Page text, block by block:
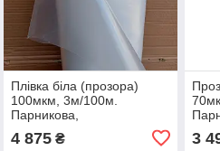
Плівка біла (прозора)
100мкм, 3м/100м.
Парникова,
4 875₴ 3